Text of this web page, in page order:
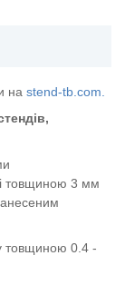
на stend-tb.com.
товщиною 3 мм
товщиною 0.4 -